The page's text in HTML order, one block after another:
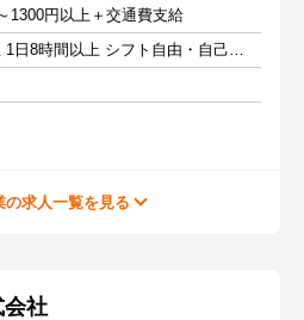
1300円以上＋交通費支給
週4日以上 1日8時間以上 シフト自由・自己申告
の求人一覧を見る
会社